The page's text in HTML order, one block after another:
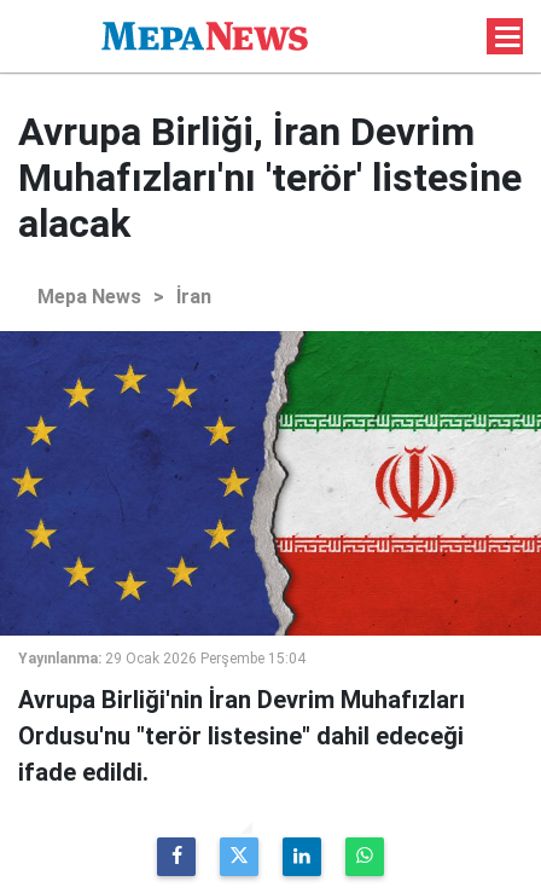
Avrupa Birliği, İran Devrim
Muhafızları'nı 'terör' listesine
alacak
Mepa News > İran
Yayınlanma: 29 Ocak 2026 Perşembe 15:04
Avrupa Birliği'nin İran Devrim Muhafızları
Ordusu'nu "terör listesine" dahil edeceği
ifade edildi.